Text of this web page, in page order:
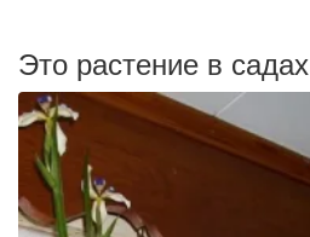
Это растение в садах